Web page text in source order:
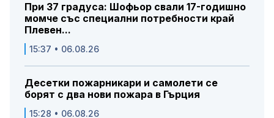
При 37 градуса: Шофьор свали 17-годишно
момче със специални потребности край
Плевен...
15:37 • 06.08.26
Десетки пожарникари и самолети се
борят с два нови пожара в Гърция
15:28 • 06.08.26